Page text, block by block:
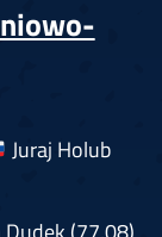
Juraj Holub